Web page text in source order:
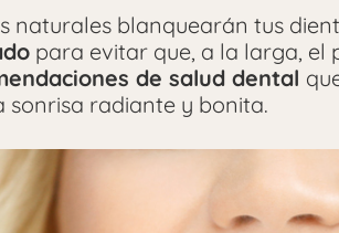
naturales blanquearán tus
para evitar que, a la larga, el
de salud dental
radiante y bonita.